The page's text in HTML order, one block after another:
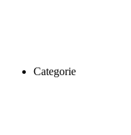
Categorie